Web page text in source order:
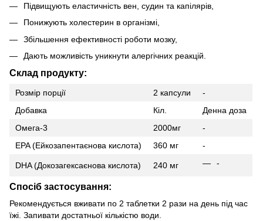
Підвищують еластичність вен, судин та капілярів,
Понижують холестерин в організмі,
Збільшення ефективності роботи мозку,
Дають можливість уникнути алергічних реакцій.
Склад продукту:
Розмір порції 2 капсули
-
Добавка
Кіл.
Денна доза
Омега-3
2000мг
-
EPA (Ейкозапентаєнова кислота)
360 мг -
DHA (Докозагексаєнова кислота) 240 мг -
Спосіб застосування:
Рекомендується вживати по 2 таблетки 2 рази на день під час
їжі. Запивати достатньої кількістю води.